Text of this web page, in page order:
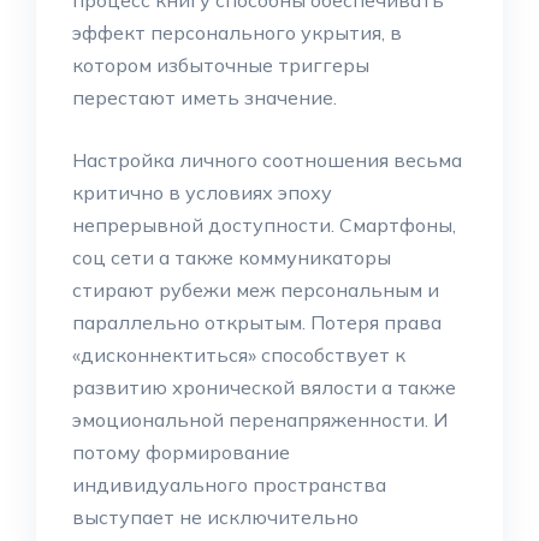
эффект персонального укрытия, в
котором избыточные триггеры
перестают иметь значение.
Настройка личного соотношения весьма
критично в условиях эпоху
непрерывной доступности. Смартфоны,
соц сети а также коммуникаторы
стирают рубежи меж персональным и
параллельно открытым. Потеря права
«дисконнектиться» способствует к
развитию хронической вялости а также
эмоциональной перенапряженности. И
потому формирование
индивидуального пространства
выступает не исключительно